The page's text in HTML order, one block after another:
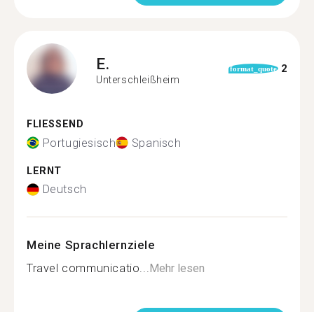
E.
Unterschleißheim
format_quote 2
FLIESSEND
Portugiesisch Spanisch
LERNT
Deutsch
Meine Sprachlernziele
Travel communicatio...Mehr lesen